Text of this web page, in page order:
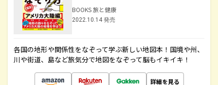
BOOKS 旅と健康
2022.10.14 発売
各国の地形や関係性をなぞって学ぶ新しい地図本！国境や州、
川や街道、島など旅気分で地図をなぞって脳もイキイキ！
詳細を見る